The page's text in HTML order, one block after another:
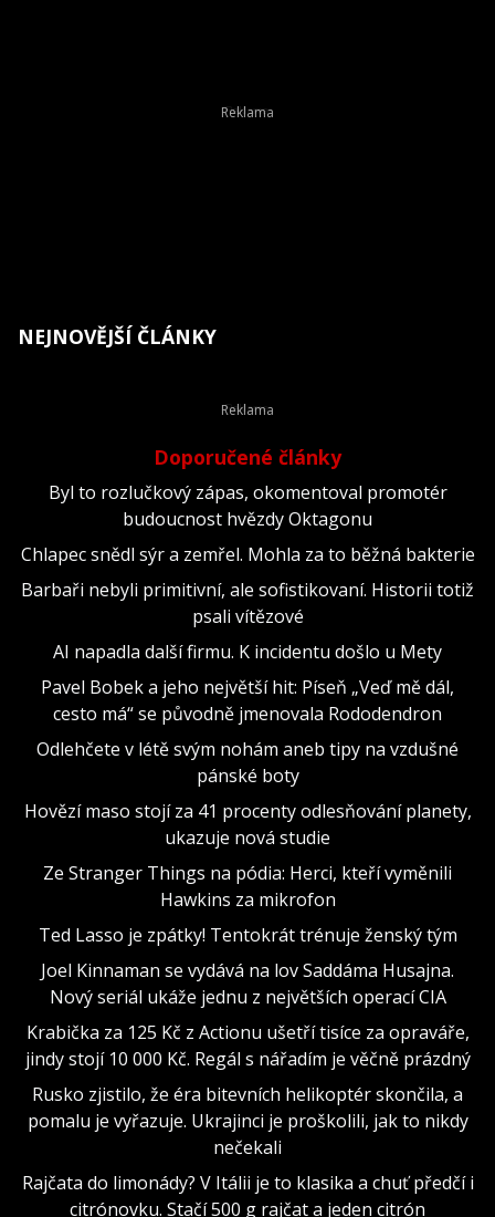
NEJNOVĚJŠÍ ČLÁNKY
Doporučené články
Byl to rozlučkový zápas, okomentoval promotér
budoucnost hvězdy Oktagonu
Chlapec snědl sýr a zemřel. Mohla za to běžná bakterie
Barbaři nebyli primitivní, ale sofistikovaní. Historii totiž
psali vítězové
AI napadla další firmu. K incidentu došlo u Mety
Pavel Bobek a jeho největší hit: Píseň „Veď mě dál,
cesto má“ se původně jmenovala Rododendron
Odlehčete v létě svým nohám aneb tipy na vzdušné
pánské boty
Hovězí maso stojí za 41 procenty odlesňování planety,
ukazuje nová studie
Ze Stranger Things na pódia: Herci, kteří vyměnili
Hawkins za mikrofon
Ted Lasso je zpátky! Tentokrát trénuje ženský tým
Joel Kinnaman se vydává na lov Saddáma Husajna.
Nový seriál ukáže jednu z největších operací CIA
Krabička za 125 Kč z Actionu ušetří tisíce za opraváře,
jindy stojí 10 000 Kč. Regál s nářadím je věčně prázdný
Rusko zjistilo, že éra bitevních helikoptér skončila, a
pomalu je vyřazuje. Ukrajinci je proškolili, jak to nikdy
nečekali
Rajčata do limonády? V Itálii je to klasika a chuť předčí i
citrónovku. Stačí 500 g rajčat a jeden citrón